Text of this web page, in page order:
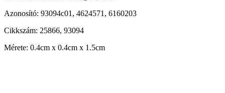
Azonosító: 93094c01, 4624571, 6160203
Cikkszám: 25866, 93094
Mérete: 0.4cm x 0.4cm x 1.5cm